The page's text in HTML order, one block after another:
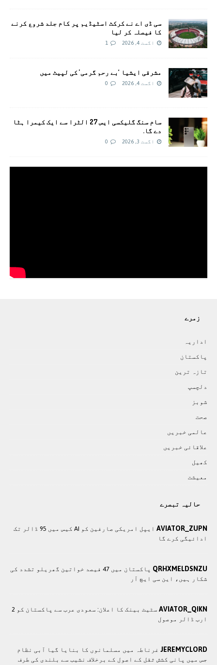
سی ڈی اے نے کرکٹ اسٹیڈیم پر کام جلد شروع کرنے
کا فیصلہ کر لیا
اگست 4, 2026 1
مشرقی ایشیا ‘بے رحم گرمی’ کی لپیٹ میں
اگست 4, 2026 0
سام سنگ گلیکسی ایس 27 الٹرا سے ایک کیمرا ہٹا
دے گا.
اگست 3, 2026 0
زمرے
اداريہ
پاکستان
تازہ ترين
دلچسپ
شوبز
صحت
عالمی خبريں
علاقائی خبريں
کھيل
معيشت
حالیہ تبصرے
AVIATOR_ZUPN
ایپل امریکی صارفین کو AI کیس میں 95 ڈالر تک
ادائیگی کرے گا
QRHXMELDSNZU
پاکستان میں 47 فیصد خواتین گھریلو تشدد کی
شکار ہیں، این سی ایچ آر
AVIATOR_QIKN
سٹیٹ بینک کا اعلان: سعودی عرب سے پاکستان کو 2
ارب ڈالر موصول
JEREMYCLORD غرناطہ میں مسلمانوں کا بنایا گیا آبی نظام
جس میں پانی کشش ثقل کے اصول کے برخلاف نشیب سے بلندی کی طرف